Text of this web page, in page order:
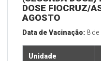
DOSE FIOCRUZ/
AGOSTO
Data de Vacinação: 8
Unidade